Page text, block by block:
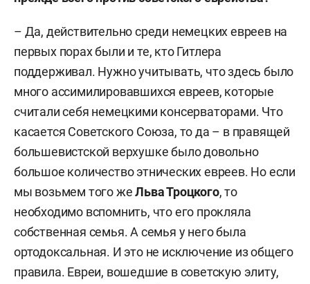
– Да, действительно среди немецких евреев на
первых порах были и те, кто Гитлера
поддерживал. Нужно учитывать, что здесь было
много ассимилировавшихся евреев, которые
считали себя немецкими консерваторами. Что
касается Советского Союза, то да – в правящей
большевистской верхушке было довольно
большое количество этнических евреев. Но если
мы возьмем того жеЛьва Троцкого, то
необходимо вспомнить, что его прокляла
собственная семья. А семья у него была
ортодоксальная. И это не исключение из общего
правила. Евреи, вошедшие в советскую элиту,